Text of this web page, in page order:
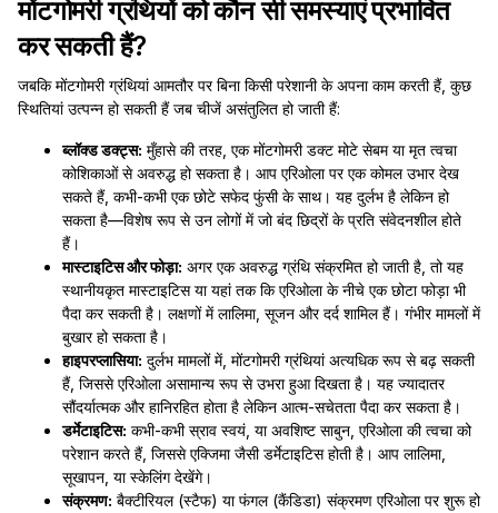
मोंटगोमरी ग्रंथियों को कौन सी समस्याएं प्रभावित
कर सकती हैं?
जबकि मोंटगोमरी ग्रंथियां आमतौर पर बिना किसी परेशानी के अपना काम करती हैं, कुछ
स्थितियां उत्पन्न हो सकती हैं जब चीजें असंतुलित हो जाती हैं:
ब्लॉक्ड डक्ट्स: मुँहासे की तरह, एक मोंटगोमरी डक्ट मोटे सेबम या मृत त्वचा
कोशिकाओं से अवरुद्ध हो सकता है। आप एरिओला पर एक कोमल उभार देख
सकते हैं, कभी-कभी एक छोटे सफेद फुंसी के साथ। यह दुर्लभ है लेकिन हो
सकता है—विशेष रूप से उन लोगों में जो बंद छिद्रों के प्रति संवेदनशील होते
हैं।
मास्टाइटिस और फोड़ा: अगर एक अवरुद्ध ग्रंथि संक्रमित हो जाती है, तो यह
स्थानीयकृत मास्टाइटिस या यहां तक कि एरिओला के नीचे एक छोटा फोड़ा भी
पैदा कर सकती है। लक्षणों में लालिमा, सूजन और दर्द शामिल हैं। गंभीर मामलों में
बुखार हो सकता है।
हाइपरप्लासिया: दुर्लभ मामलों में, मोंटगोमरी ग्रंथियां अत्यधिक रूप से बढ़ सकती
हैं, जिससे एरिओला असामान्य रूप से उभरा हुआ दिखता है। यह ज्यादातर
सौंदर्यात्मक और हानिरहित होता है लेकिन आत्म-सचेतता पैदा कर सकता है।
डर्मेटाइटिस: कभी-कभी स्राव स्वयं, या अवशिष्ट साबुन, एरिओला की त्वचा को
परेशान करते हैं, जिससे एक्जिमा जैसी डर्मेटाइटिस होती है। आप लालिमा,
सूखापन, या स्केलिंग देखेंगे।
संक्रमण: बैक्टीरियल (स्टैफ) या फंगल (कैंडिडा) संक्रमण एरिओला पर शुरू हो